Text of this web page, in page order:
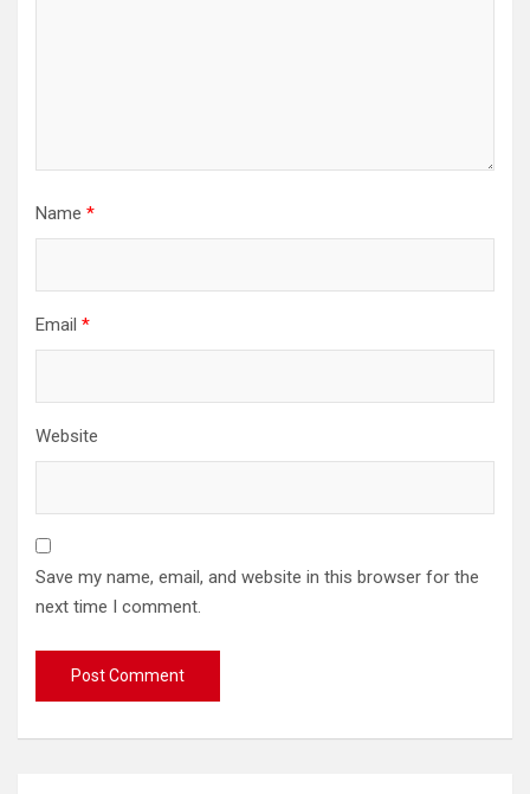
Name *
Email *
Website
Save my name, email, and website in this browser for the
next time I comment.